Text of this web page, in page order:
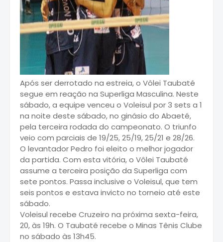
Após ser derrotado na estreia, o Vôlei Taubaté
segue em reação na Superliga Masculina. Neste
sábado, a equipe venceu o Voleisul por 3 sets a 1
na noite deste sábado, no ginásio do Abaeté,
pela terceira rodada do campeonato. O triunfo
veio com parciais de 19/25, 25/19, 25/21 e 28/26.
O levantador Pedro foi eleito o melhor jogador
da partida. Com esta vitória, o Vôlei Taubaté
assume a terceira posição da Superliga com
sete pontos. Passa inclusive o Voleisul, que tem
seis pontos e estava invicto no torneio até este
sábado.
Voleisul recebe Cruzeiro na próxima sexta-feira,
20, às 19h. O Taubaté recebe o Minas Tênis Clube
no sábado às 13h45.